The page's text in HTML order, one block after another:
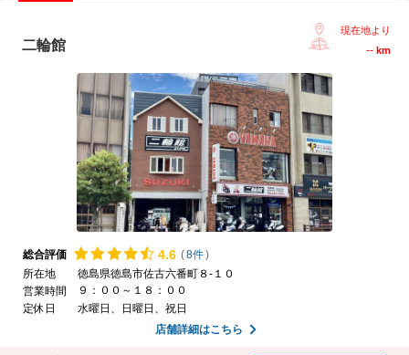
二輪館
現在地より
-- km
総合評価 4.6 (8件)
所在地
徳島県徳島市佐古六番町８-１０
営業時間
９：００～１８：００
定休日
水曜日、日曜日、祝日
店舗詳細はこちら